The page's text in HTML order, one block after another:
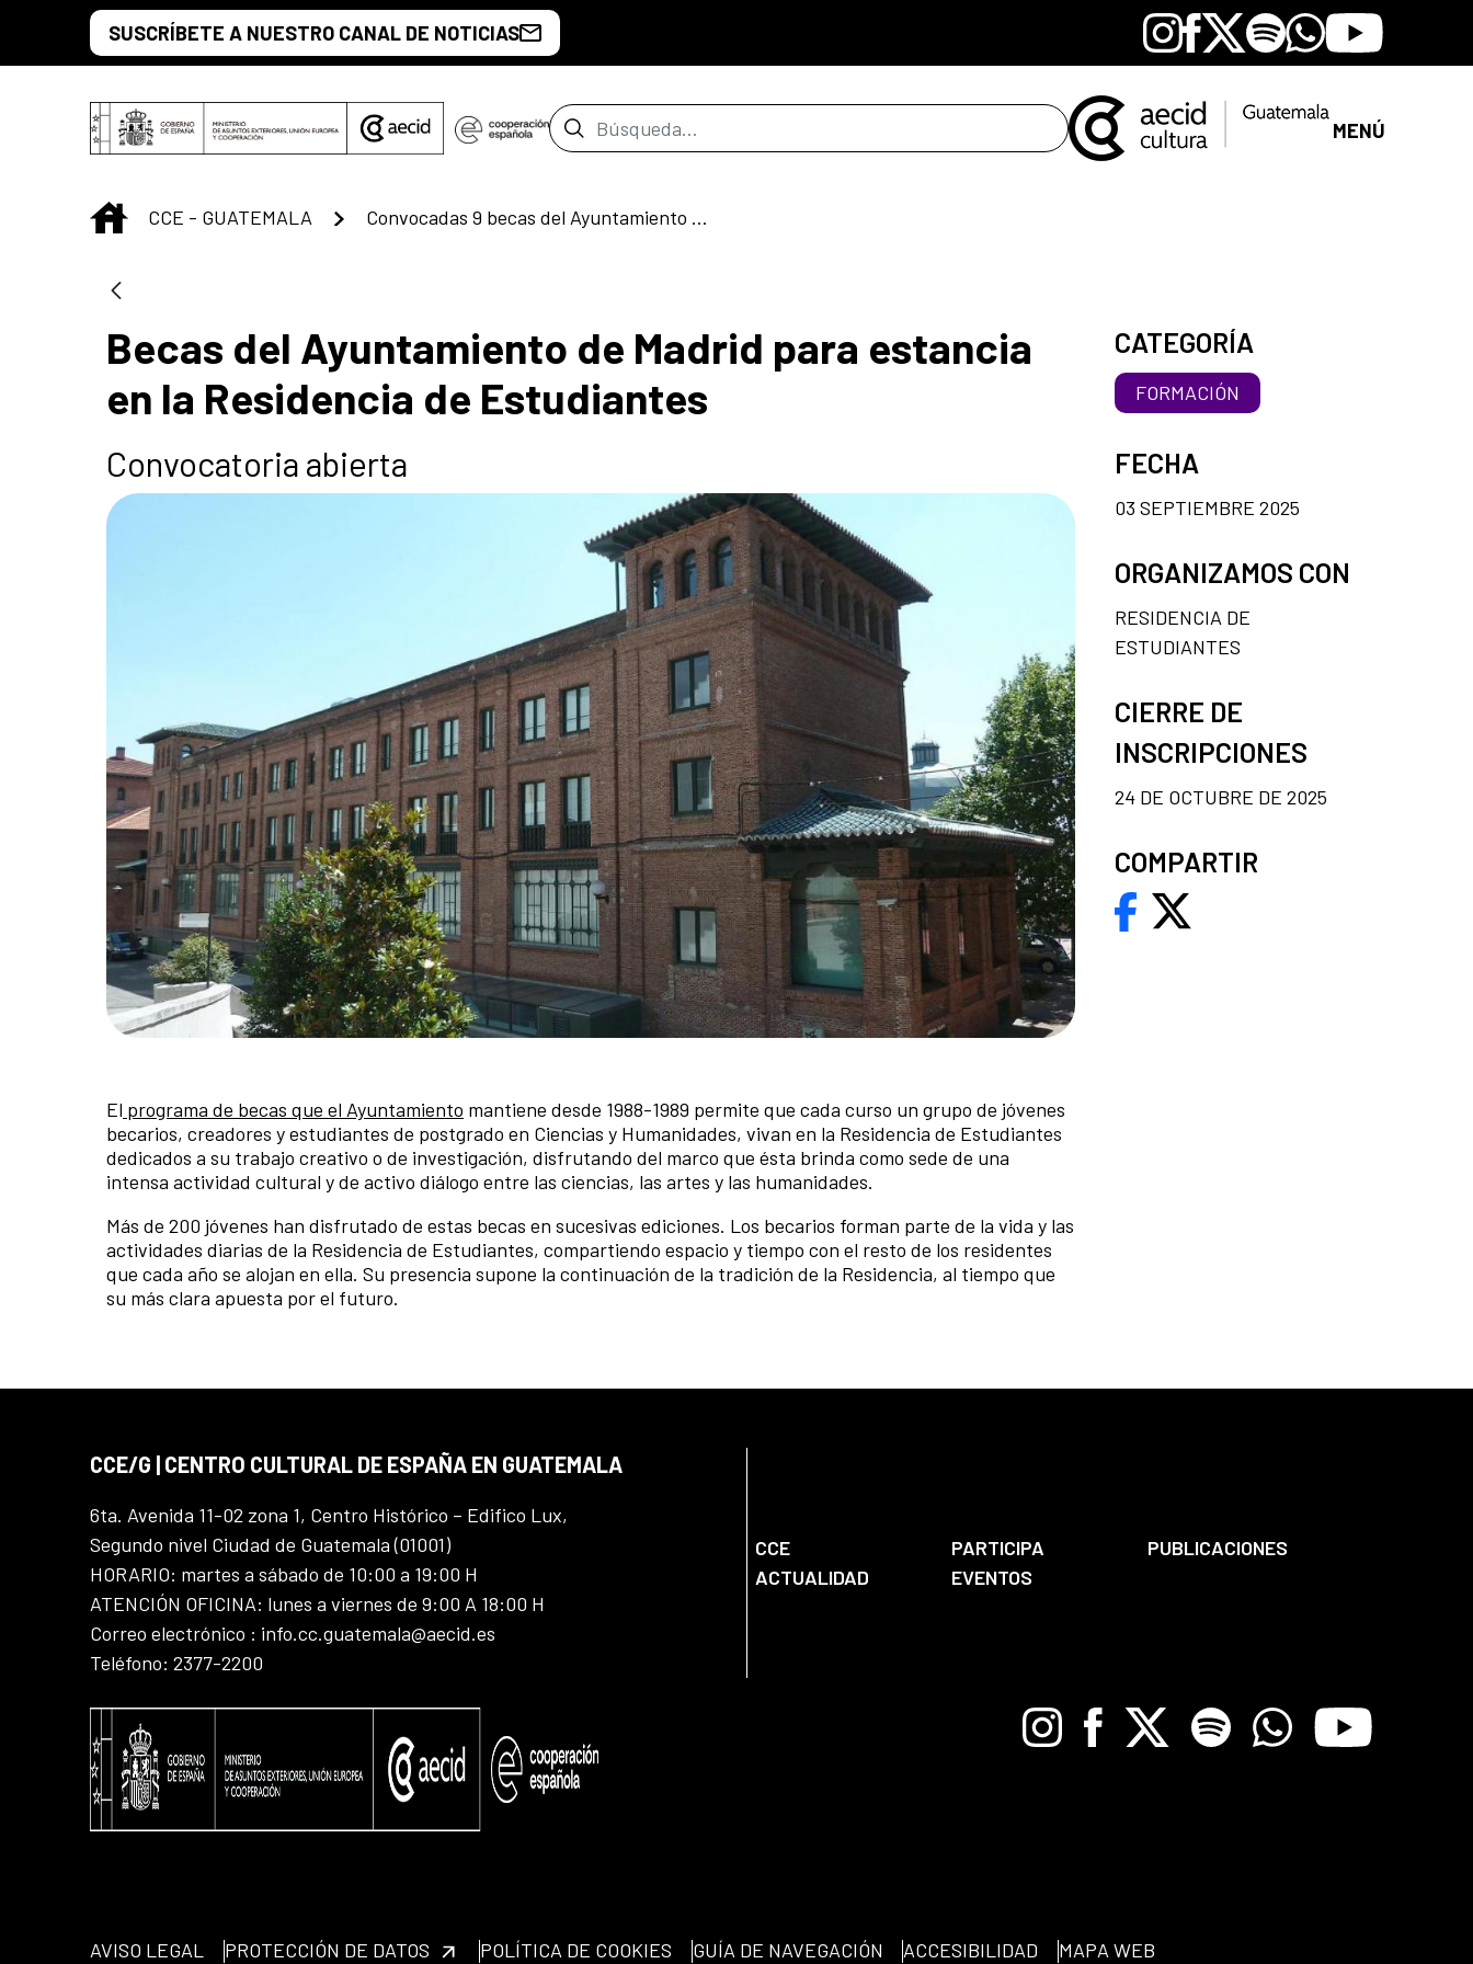
Saltar al contenido principal
SUSCRÍBETE A NUESTRO CANAL DE NOTICIAS Instagram
Facebook
X SpotifyWhatsapp
Youtube
Barra de búsqueda MENÚ
INICIO
CCE - GUATEMALA Convocadas 9 becas del Ayuntamiento de Madrid para estancia en la Residencia de Estudiantes
Becas del Ayuntamiento de Madrid para estancia
en la Residencia de Estudiantes
Convocatoria abierta
El programa de becas que el Ayuntamiento mantiene desde 1988-1989 permite que cada curso un grupo de jóvenes
becarios, creadores y estudiantes de postgrado en Ciencias y Humanidades, vivan en la Residencia de Estudiantes
dedicados a su trabajo creativo o de investigación, disfrutando del marco que ésta brinda como sede de una
intensa actividad cultural y de activo diálogo entre las ciencias, las artes y las humanidades.
Más de 200 jóvenes han disfrutado de estas becas en sucesivas ediciones. Los becarios forman parte de la vida y las
actividades diarias de la Residencia de Estudiantes, compartiendo espacio y tiempo con el resto de los residentes
que cada año se alojan en ella. Su presencia supone la continuación de la tradición de la Residencia, al tiempo que
su más clara apuesta por el futuro.
CATEGORÍA
FORMACIÓN
FECHA
03 SEPTIEMBRE 2025
ORGANIZAMOS CON
RESIDENCIA DE
ESTUDIANTES
CIERRE DE
INSCRIPCIONES
24 DE OCTUBRE DE 2025
COMPARTIR
CCE/G | CENTRO CULTURAL DE ESPAÑA EN GUATEMALA
6ta. Avenida 11-02 zona 1, Centro Histórico – Edifico Lux,
Segundo nivel Ciudad de Guatemala (01001)
HORARIO: martes a sábado de 10:00 a 19:00 H
ATENCIÓN OFICINA: lunes a viernes de 9:00 A 18:00 H
Correo electrónico : info.cc.guatemala@aecid.es
Teléfono: 2377-2200
CCE PARTICIPA
PUBLICACIONES
ACTUALIDAD
EVENTOS
InstagramFacebook
X Spotify WhatsappYoutube
AVISO LEGAL PROTECCIÓN DE DATOS POLÍTICA DE COOKIES GUÍA DE NAVEGACIÓN ACCESIBILIDAD MAPA WEB